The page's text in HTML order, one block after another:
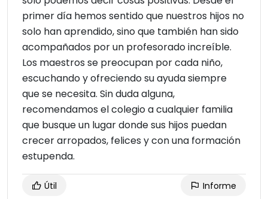
primer día hemos sentido que nuestros hijos no
solo han aprendido, sino que también han sido
acompañados por un profesorado increíble.
Los maestros se preocupan por cada niño,
escuchando y ofreciendo su ayuda siempre
que se necesita. Sin duda alguna,
recomendamos el colegio a cualquier familia
que busque un lugar donde sus hijos puedan
crecer arropados, felices y con una formación
estupenda.
Útil Informe